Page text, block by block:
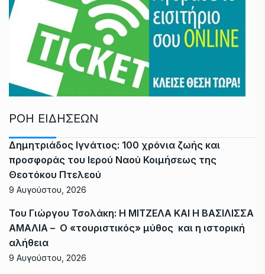
ΡΟΗ ΕΙΔΗΣΕΩΝ
Δημητριάδος Ιγνάτιος: 100 χρόνια ζωής και
προσφοράς του Ιερού Ναού Κοιμήσεως της
Θεοτόκου Πτελεού
9 Αυγούστου, 2026
Του Γιώργου Τσολάκη: Η ΜΙΤΖΕΛΑ ΚΑΙ Η ΒΑΣΙΛΙΣΣΑ
ΑΜΑΛΙΑ – Ο «τουριστικός» μύθος και η ιστορική
αλήθεια
9 Αυγούστου, 2026